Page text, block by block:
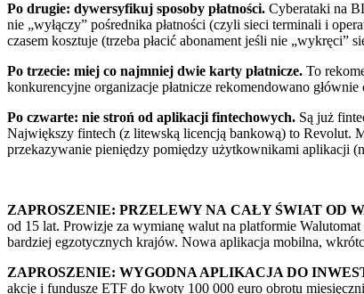
Po drugie: dywersyfikuj sposoby płatności. Cyberataki na
nie „wyłączy” pośrednika płatności (czyli sieci terminali i
czasem kosztuje (trzeba płacić abonament jeśli nie „wykręci”
Po trzecie: miej co najmniej dwie karty płatnicze. To
konkurencyjne organizacje płatnicze rekomendowano
Po czwarte: nie stroń od aplikacji fintechowych. Są już
Największy fintech (z litewską licencją bankową) to Revolut.
przekazywanie pieniędzy pomiędzy użytkownikami aplikacji
ZAPROSZENIE: PRZELEWY NA CAŁY ŚWIAT OD
od 15 lat. Prowizje za wymianę walut na platformie
bardziej egzotycznych krajów. Nowa aplikacja mobilna,
ZAPROSZENIE: WYGODNA APLIKACJA DO
akcje i fundusze ETF do kwoty 100 000 euro obrotu